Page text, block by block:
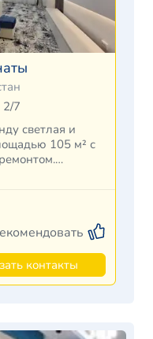
2/7
светлая и
105 м² с
контакты